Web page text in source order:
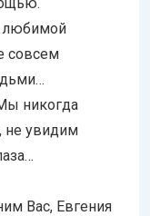
любимой
совсем
никогда
не увидим
Вас, Евгения